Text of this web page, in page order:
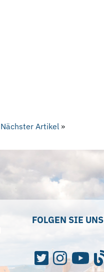
Nächster Artikel»
FOLGEN SIE UNS